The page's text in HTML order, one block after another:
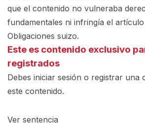
que el contenido no vulneraba
fundamentales ni infringía el artículo
Obligaciones suizo.
Este es contenido exclusivo
registrados
Debes iniciar sesión o registrar una
este contenido.
Ver sentencia